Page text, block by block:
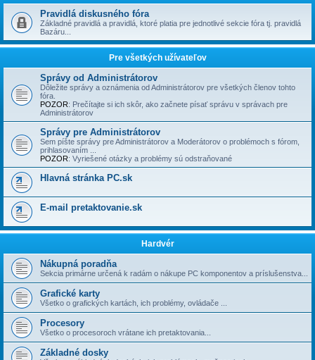
d
ť
Pravidlá diskusného fóra
Základné pravidlá a pravidlá, ktoré platia pre jednotlivé sekcie fóra tj. pravidlá
Bazáru...
Pre všetkých užívateľov
Správy od Administrátorov
Dôležite správy a oznámenia od Administrátorov pre všetkých členov tohto
fóra.
POZOR: Prečí­tajte si ich skôr, ako začnete písať správu v správach pre
Administrátorov
Správy pre Administrátorov
Sem píšte správy pre Administrátorov a Moderátorov o problémoch s fórom,
prihlasovaní­m ...
POZOR: Vyriešené otázky a problémy sú odstraňované
Hlavná stránka PC.sk
E-mail pretaktovanie.sk
Hardvér
Nákupná poradňa
Sekcia primárne určená k radám o nákupe PC komponentov a príslušenstva...
Grafické karty
Všetko o grafických kartách, ich problémy, ovládače ...
Procesory
Všetko o procesoroch vrátane ich pretaktovania...
Základné dosky